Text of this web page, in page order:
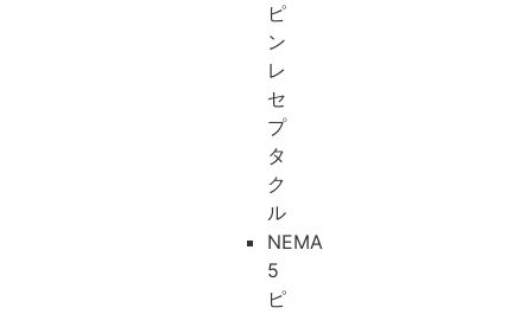
ピ
ン
レ
セ
プ
タ
ク
ル
NEMA
5
ピ